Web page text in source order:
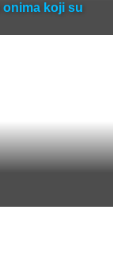
onima koji su